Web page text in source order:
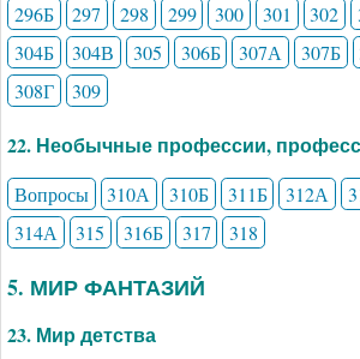
296Б
297 298 299 300 301 302
304Б
304В 305 306Б 307А 307Б
308Г
309
22. Необычные профессии,
Вопросы 310А 310Б 311Б 312А
314А
315 316Б 317 318
5. МИР ФАНТАЗИЙ
23. Мир детства